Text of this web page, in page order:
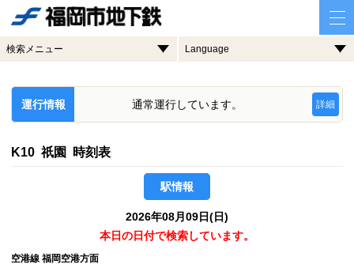
検索メニュー Language
運行情報 通常運行しています。 詳細
K10 祇園 時刻表
駅情報
2026年08月09日(日)
本日の日付で検索しています。
空港線 福岡空港方面